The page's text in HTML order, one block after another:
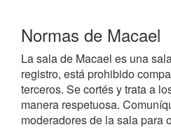
Normas de Macael
La sala de Macael es una
registro, está prohibido
terceros. Se cortés y trata a
manera respetuosa.
moderadores de la sala para